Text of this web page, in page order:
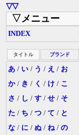
▽▽
▽メニュー
INDEX
タイトル ブランド
あ / い / う / え / お
か/ き / く / け / こ
さ / し / す / せ / そ
た / ち / つ / て / と
な / に / ぬ / ね/ の